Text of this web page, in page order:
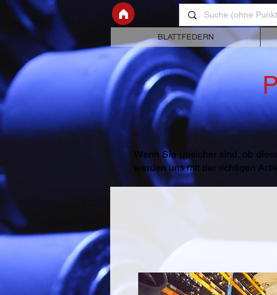
BLATTFEDERN
Wenn Sie unsicher sind, ob
werden uns mit der richtigen